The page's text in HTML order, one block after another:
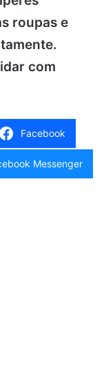
roupas e
com
Facebook
Messenger